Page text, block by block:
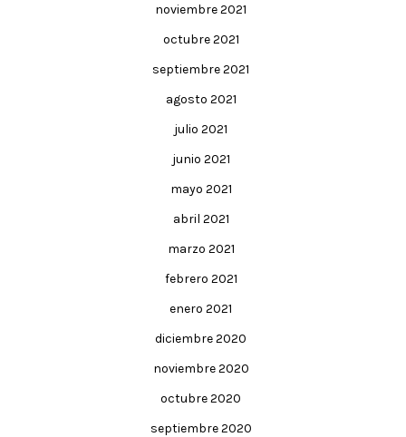
noviembre 2021
octubre 2021
septiembre 2021
agosto 2021
julio 2021
junio 2021
mayo 2021
abril 2021
marzo 2021
febrero 2021
enero 2021
diciembre 2020
noviembre 2020
octubre 2020
septiembre 2020